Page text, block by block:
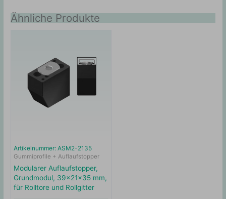
Ähnliche Produkte
Artikelnummer: ASM2-2135
Gummiprofile + Auflaufstopper
Modularer Auflaufstopper,
Grundmodul, 39x21x35 mm,
für Rolltore und Rollgitter